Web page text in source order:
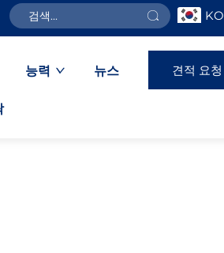
KO
능력 뉴스 견적 요청